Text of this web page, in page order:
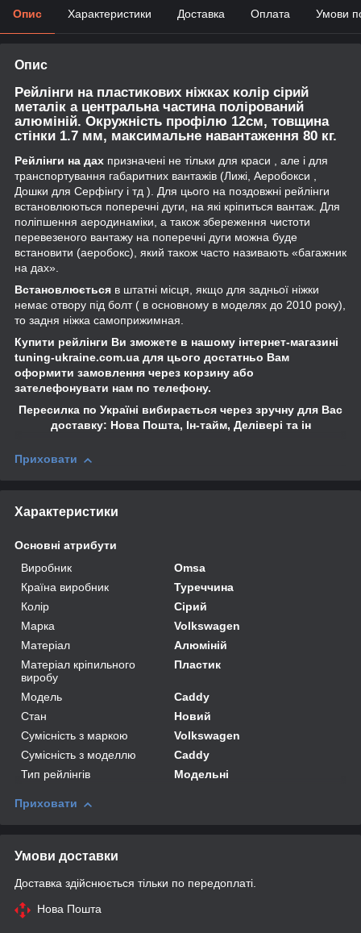
Опис Характеристики Доставка Оплата Умови
Опис
Рейлінги на пластикових ніжках колір сірий
металік а центральна частина полірований
алюміній. Окружність профілю 12см, товщина
стінки 1.7 мм, максимальне навантаження 80 кг.
Рейлінги на дах призначені не тільки для краси , але і для
транспортування габаритних вантажів (Лижі, Аеробокси ,
Дошки для Серфінгу і тд ). Для цього на поздовжні рейлінги
встановлюються поперечні дуги, на які кріпиться вантаж. Для
поліпшення аеродинаміки, а також збереження чистоти
перевезеного вантажу на поперечні дуги можна буде
встановити (аеробокс), який також часто називають «багажник
на дах».
Встановлюється в штатні місця, якщо для задньої ніжки
немає отвору під болт ( в основному в моделях до 2010 року),
то задня ніжка самоприжимная.
Купити рейлінги Ви зможете в нашому інтернет-магазині
tuning-ukraine.com.ua для цього достатньо Вам
оформити замовлення через корзину або
зателефонувати нам по телефону.
Пересилка по Україні вибирається через зручну для Вас
доставку: Нова Пошта, Ін-тайм, Делівері та ін
Приховати
Характеристики
Основні атрибути
Виробник
Omsa
Країна виробник
Туреччина
Колір
Сірий
Марка
Volkswagen
Матеріал
Алюміній
Матеріал кріпильного
виробу
Пластик
Модель
Caddy
Стан
Новий
Сумісність з маркою
Volkswagen
Сумісність з моделлю
Caddy
Тип рейлінгів
Модельні
Приховати
Умови доставки
Доставка здійснюється тільки по передоплаті.
Нова Пошта